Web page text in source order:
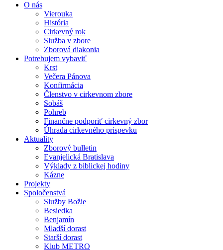
O nás
Vierouka
História
Cirkevný rok
Služba v zbore
Zborová diakonia
Potrebujem vybaviť
Krst
Večera Pánova
Konfirmácia
Členstvo v cirkevnom zbore
Sobáš
Pohreb
Finančne podporiť cirkevný zbor
Úhrada cirkevného príspevku
Aktuality
Zborový bulletin
Evanjelická Bratislava
Výklady z biblickej hodiny
Kázne
Projekty
Spoločenstvá
Služby Božie
Besiedka
Benjamín
Mladší dorast
Starší dorast
Klub METRO